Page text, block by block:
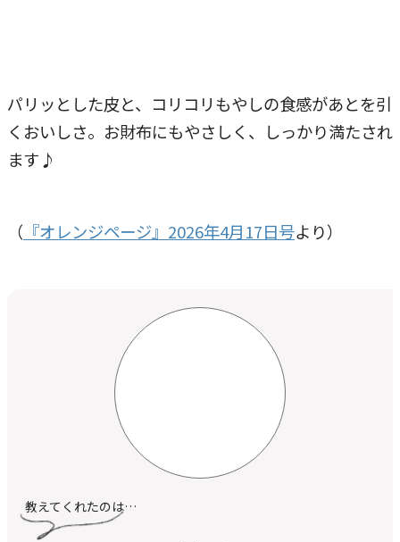
パリッとした皮と、コリコリもやしの食感があとを引
くおいしさ。お財布にもやさしく、しっかり満たされ
ます♪
（ 『オレンジページ』2026年4月17日号より）
教えてくれたのは…